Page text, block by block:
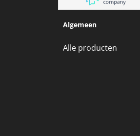
Algemeen
Alle producten